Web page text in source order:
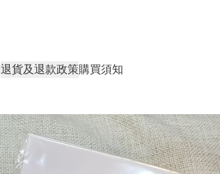
退貨及退款政策購買須知